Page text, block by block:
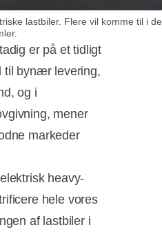
lastbiler. Flere vil komme til i de
er på et tidligt
til bynær levering,
og i
mener
markeder
heavy-
hele vores
af lastbiler i